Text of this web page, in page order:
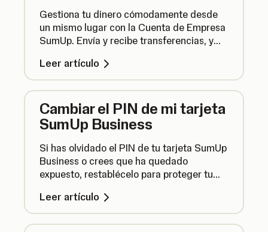
Gestiona tu dinero cómodamente desde
un mismo lugar con la Cuenta de Empresa
SumUp. Envía y recibe transferencias, y
con SumUp al día siguiente.
Leer artículo
Cambiar el PIN de mi tarjeta
SumUp Business
Si has olvidado el PIN de tu tarjeta SumUp
Business o crees que ha quedado
expuesto, restablécelo para proteger tu
Leer artículo